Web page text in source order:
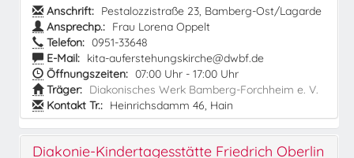
Anschrift: Pestalozzistraße 23, Bamberg-Ost/Lagarde
Ansprechp.: Frau Lorena Oppelt
Telefon: 0951-33648
E-Mail: kita-auferstehungskirche@dwbf.de
Öffnungszeiten: 07:00 Uhr - 17:00 Uhr
Träger: Diakonisches Werk Bamberg-Forchheim e. V.
Kontakt Tr.: Heinrichsdamm 46, Hain
Diakonie-Kindertagesstätte Friedrich Oberlin